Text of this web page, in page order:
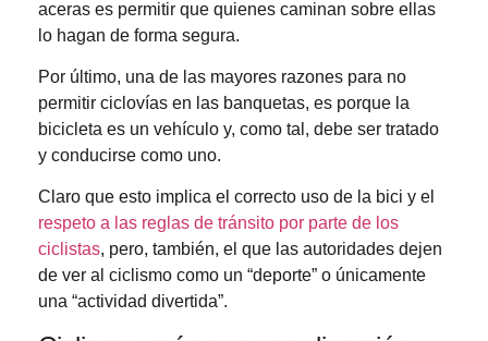
aceras es permitir que quienes caminan sobre ellas
lo hagan de forma segura.
Por último, una de las mayores razones para no
permitir ciclovías en las banquetas, es porque la
bicicleta es un vehículo y, como tal, debe ser tratado
y conducirse como uno.
Claro que esto implica el correcto uso de la bici y el
respeto a las reglas de tránsito por parte de los
ciclistas, pero, también, el que las autoridades dejen
de ver al ciclismo como un “deporte” o únicamente
una “actividad divertida”.